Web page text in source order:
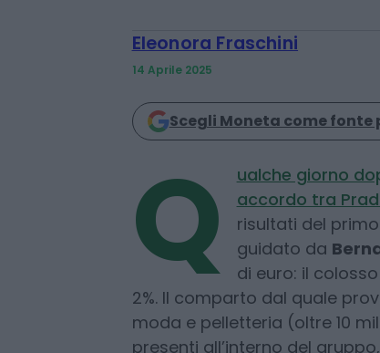
Eleonora Fraschini
Scegli Moneta come fonte
Q
ualche giorno
accordo tra
risultati del
guidato da